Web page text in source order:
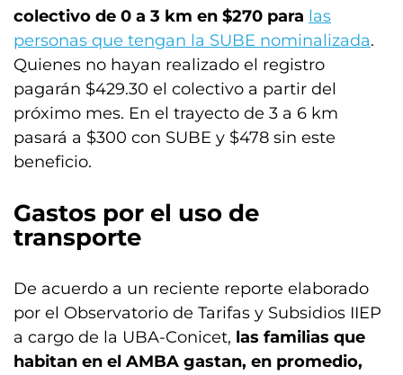
colectivo de 0 a 3 km en $270 para las
personas que tengan la SUBE nominalizada.
Quienes no hayan realizado el registro
pagarán $429.30 el colectivo a partir del
próximo mes. En el trayecto de 3 a 6 km
pasará a $300 con SUBE y $478 sin este
beneficio.
Gastos por el uso de
transporte
De acuerdo a un reciente reporte elaborado
por el Observatorio de Tarifas y Subsidios IIEP
a cargo de la UBA-Conicet, las familias que
habitan en el AMBA gastan, en promedio,